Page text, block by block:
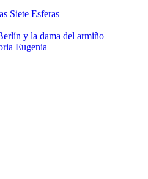
Siete Esferas
y la dama del armiño
Eugenia